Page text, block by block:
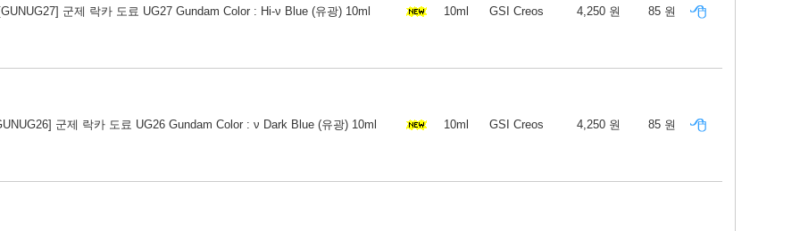
군제 락카 도료 UG27 Gundam Color : Hi-ν Blue (유광) 10ml 10ml GSI Creos 4,250 원 85 원
군제 락카 도료 UG26 Gundam Color : ν Dark Blue (유광) 10ml 10ml GSI Creos 4,250 원 85 원